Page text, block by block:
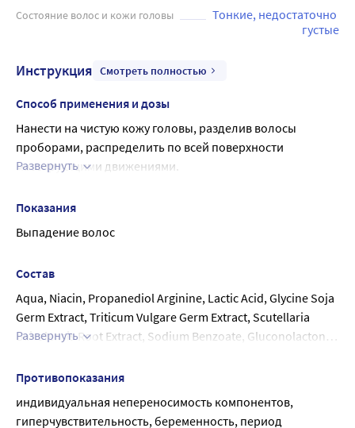
Состояние волос и кожи головы
Тонкие, недостаточно
густые
Инструкция Смотреть полностью
Способ применения и дозы
Нанести на чистую кожу головы, разделив волосы
проборами, распределить по всей поверхности
массирующими движениями.
Использовать 1 раз в 3 дня.
Курс можно повторять 1 раз в 3 месяца.
Развернуть
Показания
Выпадение волос
Состав
Aqua, Niacin, Propanediol Arginine, Lactic Acid, Glycine Soja
Germ Extract, Triticum Vulgare Germ Extract, Scutellaria
Baicalensis Root Extract, Sodium Benzoate, Gluconolactone,
Phenoxyethanol, Ethylhexylglycerin
Развернуть
Противопоказания
индивидуальная непереносимость компонентов,
гиперчувствительность, беременность, период